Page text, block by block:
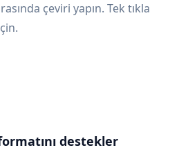
çeviri yapın. Tek tıkla
destekler